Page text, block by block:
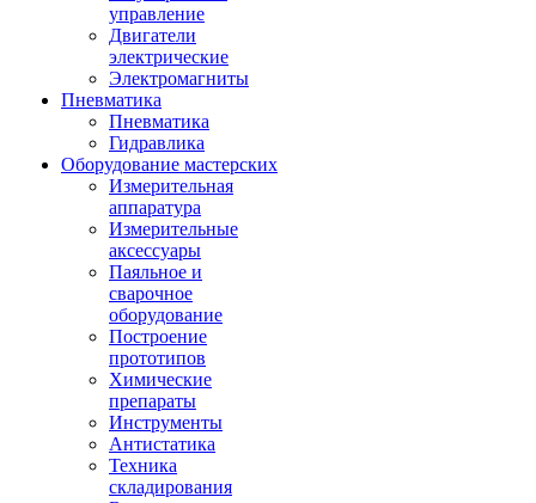
управление
Двигатели
электрические
Электромагниты
Пневматика
Пневматика
Гидравлика
Оборудование мастерских
Измерительная
аппаратура
Измерительные
аксессуары
Паяльное и
сварочное
оборудование
Построение
прототипов
Химические
препараты
Инструменты
Aнтистатика
Техника
складирования